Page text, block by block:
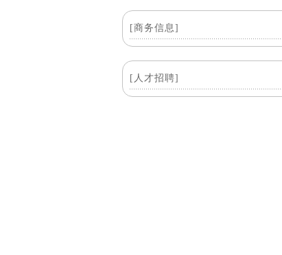
[商务信息]
[人才招聘]